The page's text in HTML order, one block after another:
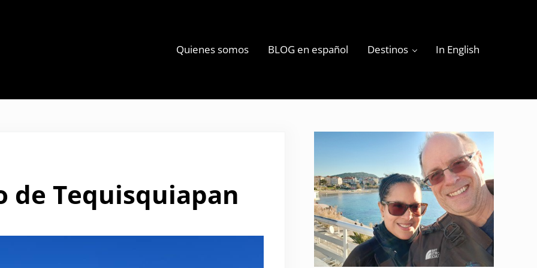
Quienes somos BLOG en español Destinos In English
de Tequisquiapan
Sidebar